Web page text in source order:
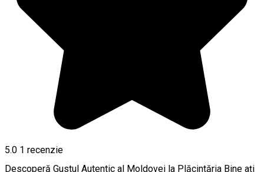
5.0 1 recenzie
Descoperă Gustul Autentic al Moldovei la Plăcintăria Bine ați